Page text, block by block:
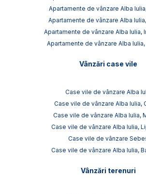
Apartamente de vânzare Alba
Apartamente de vânzare Alba
Apartamente de vânzare Alba Iulia,
Apartamente de vânzare Alba
Vânzări case vile
Case vile de vânzare Alba
Case vile de vânzare Alba Iulia,
Case vile de vânzare Alba Iulia,
Case vile de vânzare Alba Iulia,
Case vile de vânzare
Case vile de vânzare Alba Iulia,
Vânzări terenuri